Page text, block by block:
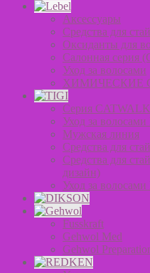
Аксессуары
Средства для
Оксиданты для
Салонная серия
Уход за волосами
ХИМИЧЕСКИЕ
Серия CATWALK
Уход за
Мужская линия
Средства для
Средства для
дизайн)
Уход за
Fusskraft
Gehwol Med
Gehwol